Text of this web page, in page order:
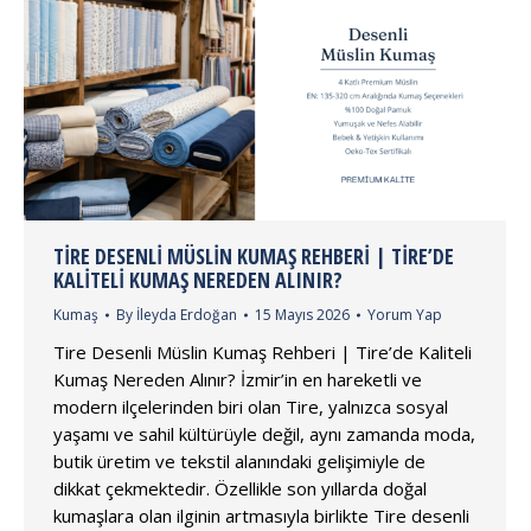
TIRE DESENLI MÜSLIN KUMAŞ REHBERI | TIRE’DE
KALITELI KUMAŞ NEREDEN ALINIR?
Kumaş By İleyda Erdoğan 15 Mayıs 2026 Yorum Yap
Tire Desenli Müslin Kumaş Rehberi | Tire’de Kaliteli
Kumaş Nereden Alınır? İzmir’in en hareketli ve
modern ilçelerinden biri olan Tire, yalnızca sosyal
yaşamı ve sahil kültürüyle değil, aynı zamanda moda,
butik üretim ve tekstil alanındaki gelişimiyle de
dikkat çekmektedir. Özellikle son yıllarda doğal
kumaşlara olan ilginin artmasıyla birlikte Tire desenli